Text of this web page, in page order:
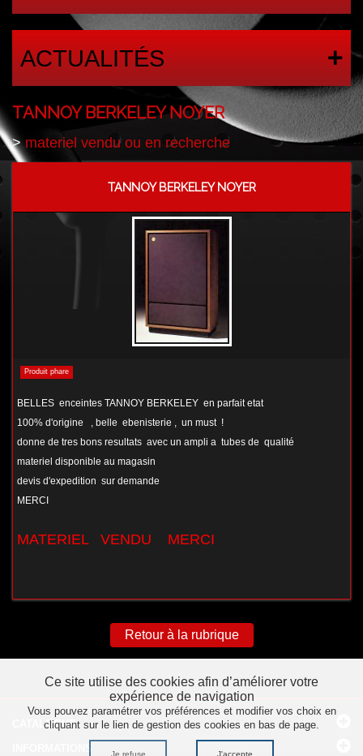
ACTUALITÉS
TANNOY BERKELEY NOYER
>materiel vendu ou en recherche
TANNOY BERKELEY NOYER
Produit phare
BELLES enceintes TANNOY BERKELEY en parfait etat
100% d'origine , belle ebenisterie , un must !
donne de tres bons resultats avec un ampli a tubes de qualité
materiel disponible au magasin
devis d'expedition sur demande
MERCI
MATERIEL VENDU MERCI
Retour à la rubrique
CATALOGUE
Ce site utilise des cookies afin d’améliorer votre
expérience de navigation
Vous pouvez paramétrer vos préférences et modifier vos choix en
cliquant sur le lien de gestion des cookies en bas de page.
Je refuse J'accepte